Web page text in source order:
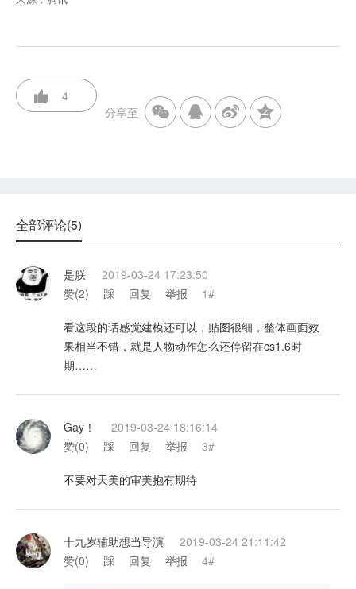
4
分享至
全部评论(5)
是朕
2019-03-24 17:23:50
赞(2) 踩 回复 举报 1#
看这段的话感觉建模还可以，贴图很细，整体画面效
果相当不错，就是人物动作怎么还停留在cs1.6时
期……
Gay！
2019-03-24 18:16:14
赞(0) 踩 回复 举报 3#
不要对天美的审美抱有期待
十九岁辅助想当导演
2019-03-24 21:11:42
赞(0) 踩 回复 举报 4#